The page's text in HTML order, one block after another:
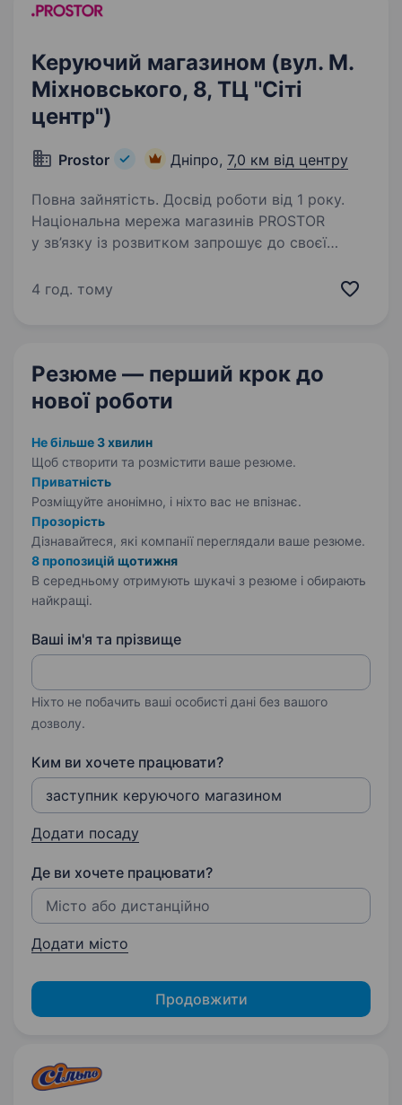
Керуючий магазином (вул. М.
Міхновського, 8, ТЦ "Сіті
центр")
Prostor Дніпро, 7,0 км від центру
Повна зайнятість. Досвід роботи від 1 року.
Національна мережа магазинів PROSTOR
у зв’язку із розвитком запрошує до своєї
М. Міхновського 8 (ТЦ «Сіті Центр») Вимоги:
4 год. тому
Резюме — перший крок до
нової роботи
Не більше 3 хвилин
Щоб створити та розмістити ваше резюме.
Приватність
Розміщуйте анонімно, і ніхто вас не впізнає.
Прозорість
Дізнавайтеся, які компанії переглядали ваше резюме.
8 пропозицій щотижня
В середньому отримують шукачі з резюме і обирають
найкращі.
Ваші ім'я та прізвище
Ніхто не побачить ваші особисті дані без вашого
дозволу.
Ким ви хочете працювати?
Додати посаду
Де ви хочете працювати?
Додати місто
Продовжити